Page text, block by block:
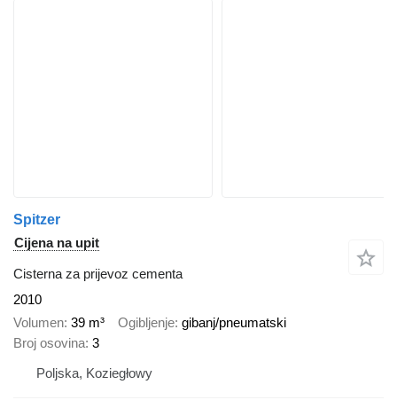
Spitzer
Cijena na upit
Cisterna za prijevoz cementa
2010
Volumen 39 m³ Ogibljenje gibanj/pneumatski
Broj osovina 3
Poljska, Koziegłowy